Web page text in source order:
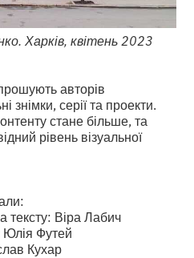
Харків, квітень 2023
авторів
знімки, серії та проекти.
стане більше, та
рівень візуальної
тексту: Віра Лабич
Юлія Футей
Кухар